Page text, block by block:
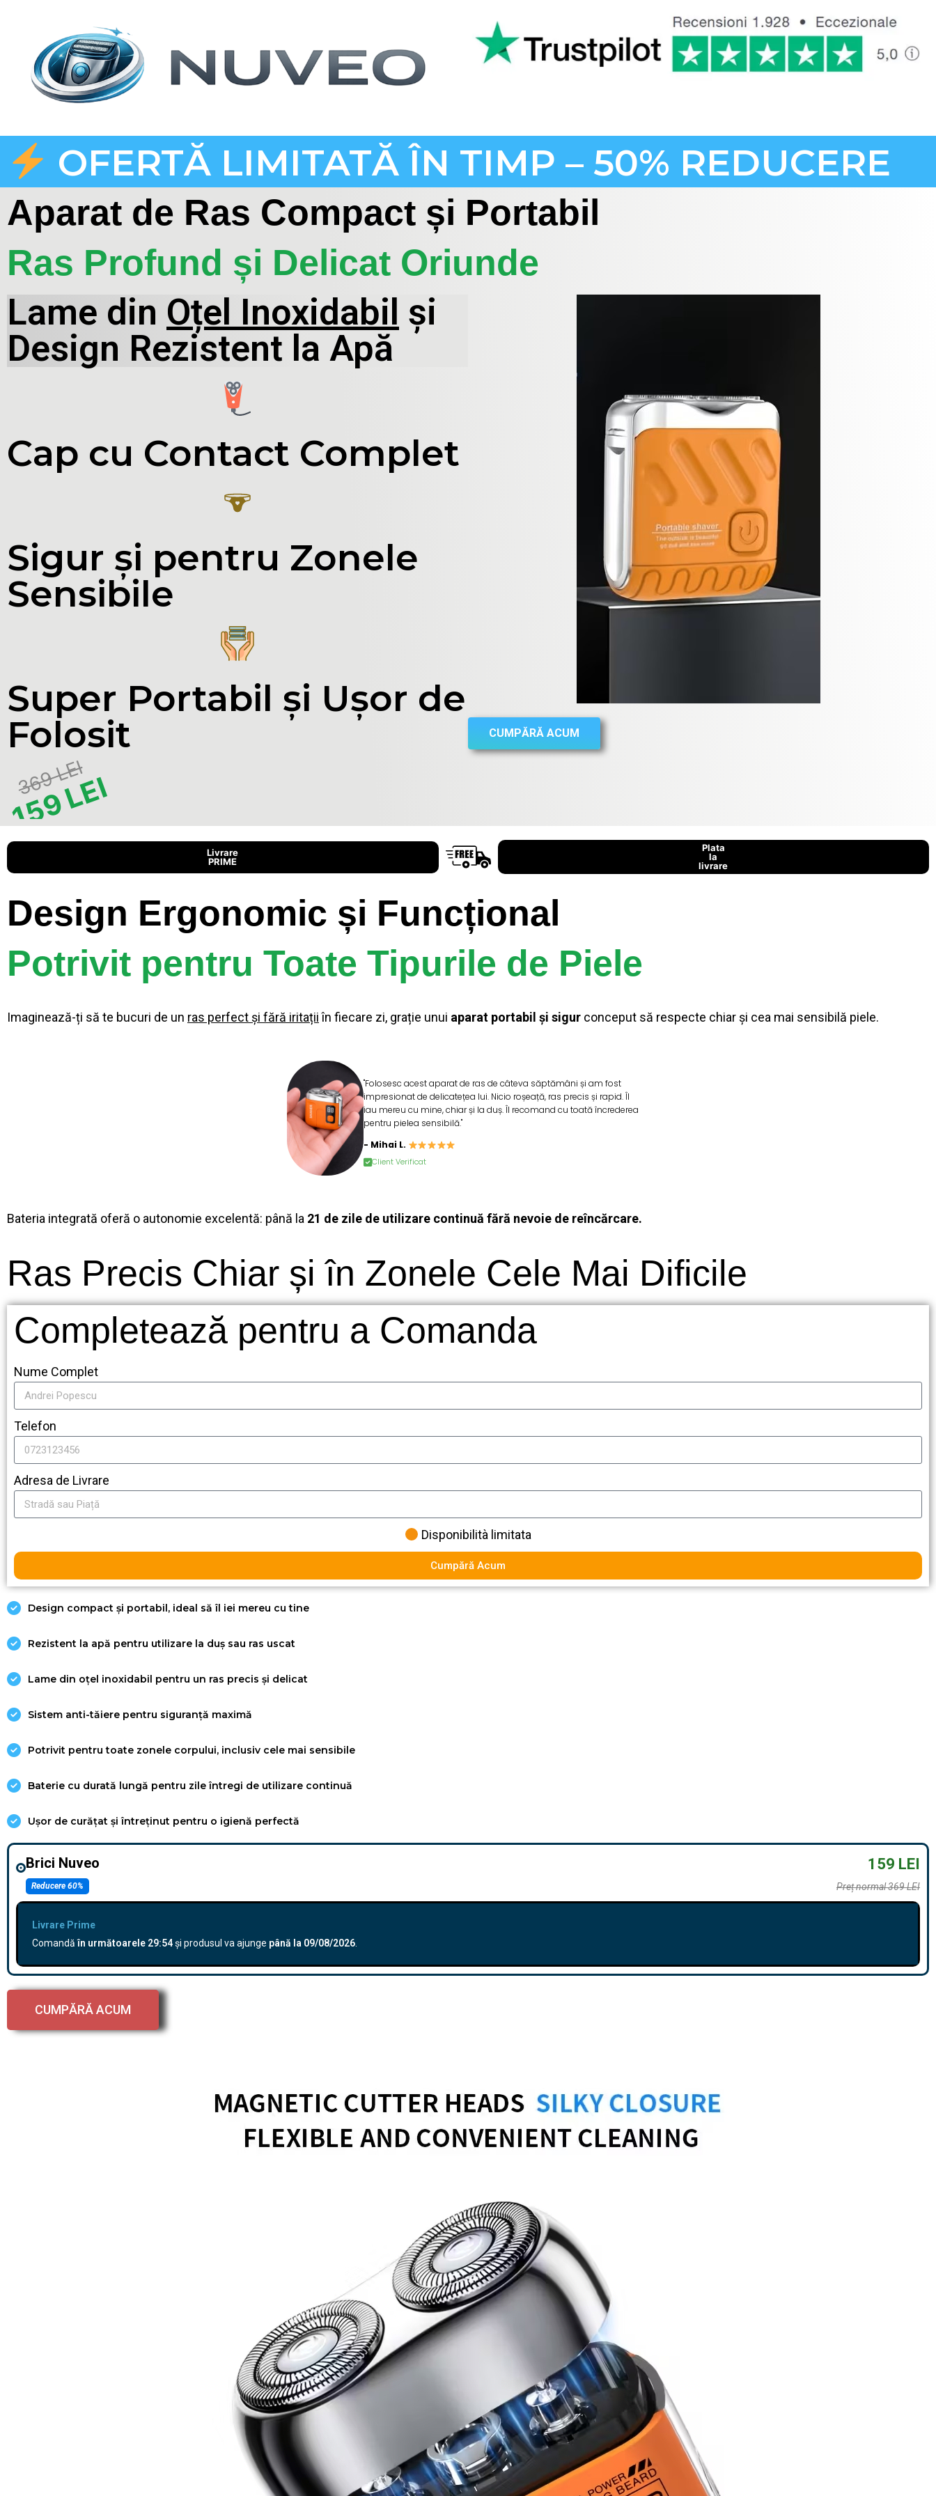
OFERTĂ LIMITATĂ ÎN TIMP – 50% REDUCERE
Aparat de Ras Compact și Portabil
Ras Profund și Delicat Oriunde
Lame din Oțel Inoxidabil și
Design Rezistent la Apă
Cap cu Contact Complet
Sigur și pentru Zonele
Sensibile
Super Portabil și Ușor de
Folosit
369 LEI
159 LEI
CUMPĂRĂ ACUM
Livrare
PRIME
Plata
la
livrare
Design Ergonomic și Funcțional
Potrivit pentru Toate Tipurile de Piele
Imaginează-ți să te bucuri de un ras perfect și fără iritațiiîn fiecare zi, grație unui aparat portabil și sigur conceput să respecte chiar și cea mai sensibilă piele.
"Folosesc acest aparat de ras de câteva săptămâni și am fost
impresionat de delicatețea lui. Nicio roșeață, ras precis și rapid. Îl
iau mereu cu mine, chiar și la duș. Îl recomand cu toată încrederea
pentru pielea sensibilă."
- Mihai L.
Client Verificat
Bateria integrată oferă o autonomie excelentă: până la 21 de zile de utilizare continuă fără nevoie de reîncărcare.
Ras Precis Chiar și în Zonele Cele Mai Dificile
Completează pentru a Comanda
Nume Complet
Telefon
Adresa de Livrare
Disponibilità limitata
Cumpără Acum
Design compact și portabil, ideal să îl iei mereu cu tine
Rezistent la apă pentru utilizare la duș sau ras uscat
Lame din oțel inoxidabil pentru un ras precis și delicat
Sistem anti-tăiere pentru siguranță maximă
Potrivit pentru toate zonele corpului, inclusiv cele mai sensibile
Baterie cu durată lungă pentru zile întregi de utilizare continuă
Ușor de curățat și întreținut pentru o igienă perfectă
Brici Nuveo
Reducere 60%
159 LEI
Preț normal 369 LEI
Livrare Prime
Comandă în următoarele 29:53și produsul va ajunge până la 09/08/2026.
CUMPĂRĂ ACUM